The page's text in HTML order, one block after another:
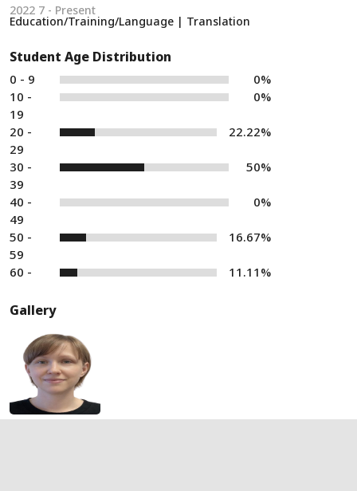
2022 7 - Present
Education/Training/Language | Translation
Student Age Distribution
0 - 9
0%
10 -
19
0%
20 -
29
22.22%
30 -
39
50%
40 -
49
0%
50 -
59
16.67%
60 - 11.11%
Gallery